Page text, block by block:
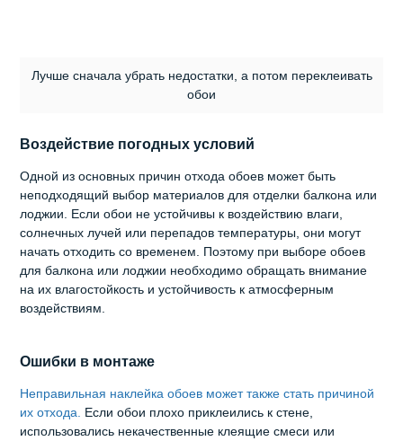
Лучше сначала убрать недостатки, а потом переклеивать
обои
Воздействие погодных условий
Одной из основных причин отхода обоев может быть
неподходящий выбор материалов для отделки балкона или
лоджии. Если обои не устойчивы к воздействию влаги,
солнечных лучей или перепадов температуры, они могут
начать отходить со временем. Поэтому при выборе обоев
для балкона или лоджии необходимо обращать внимание
на их влагостойкость и устойчивость к атмосферным
воздействиям.
Ошибки в монтаже
Неправильная наклейка обоев может также стать причиной
их отхода. Если обои плохо приклеились к стене,
использовались некачественные клеящие смеси или